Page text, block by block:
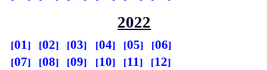
2022
01 02 03 04 05
06
07
08 09 10 11 12